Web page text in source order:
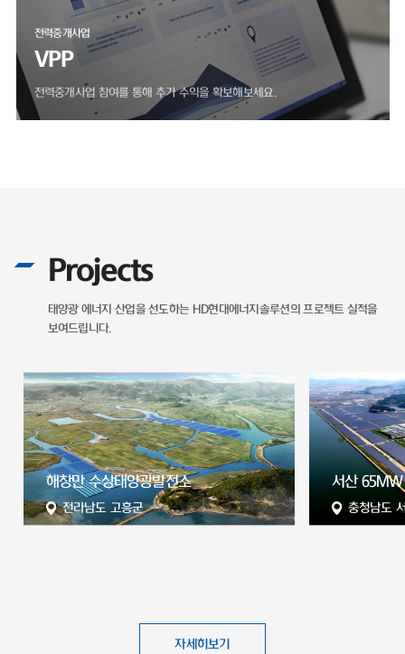
전력중개사업
VPP
전력중개사업 참여를 통해 추가 수익을 확보해보세요.
Projects
태양광 에너지 산업을 선도하는 HD현대에너지솔루션의 프로젝트 실적을
보여드립니다.
자세히보기
해창만 수상태양광발전소
전라남도 고흥군
서산 65MW
충청남도